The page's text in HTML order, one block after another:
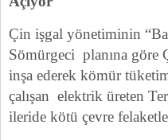
Çin işgal yönetiminin
Sömürgeci planına
inşa ederek kömür
çalışan elektrik üreten
ileride kötü çevre